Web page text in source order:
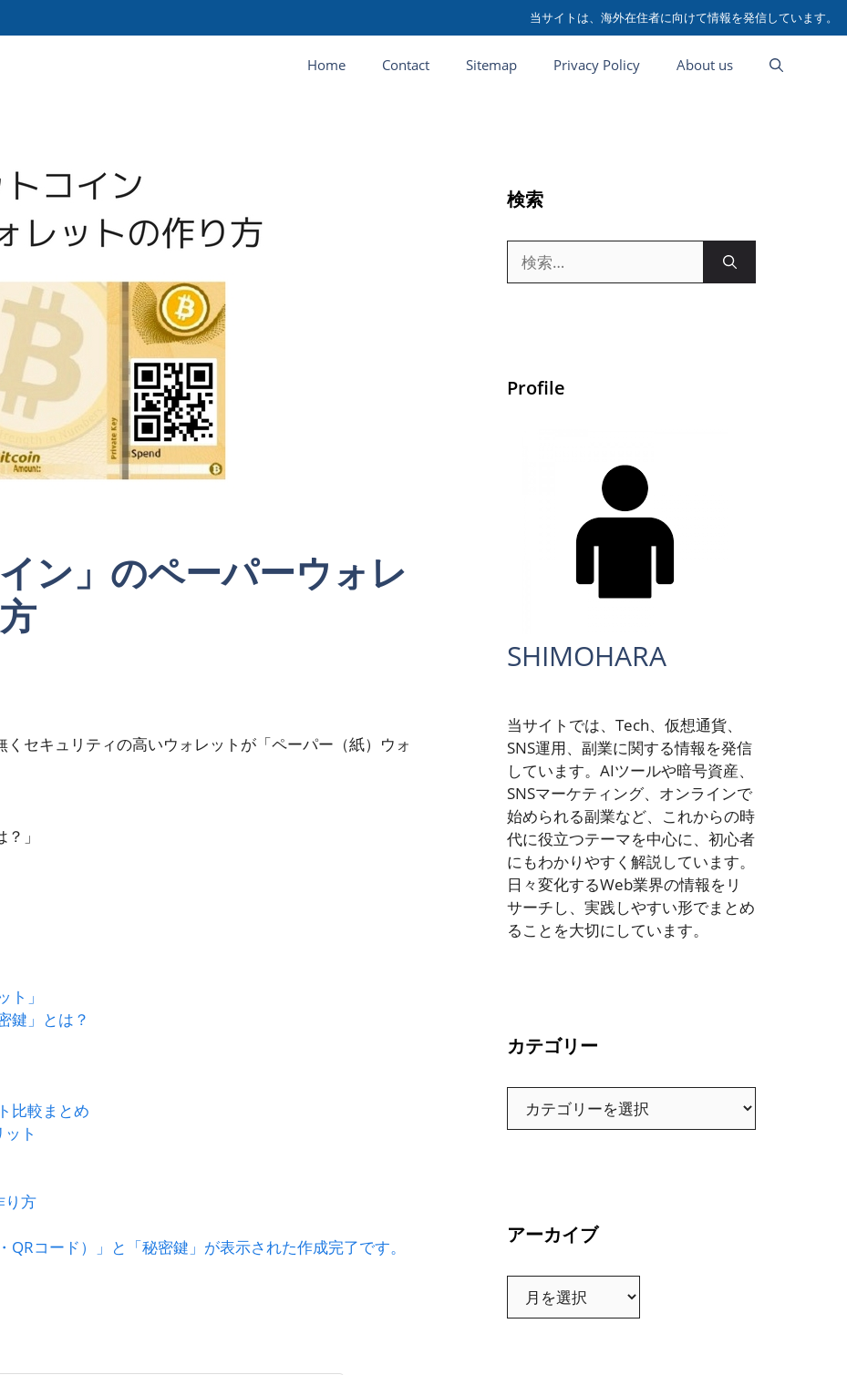
当サイトは、海外在住者に向けて情報を発信しています。
Home Contact Sitemap Privacy Policy About us
ン」のペーパーウォレ
セキュリティの高いウォレットが「ペーパー（紙）ウォ
」
」
鍵」とは？
比較まとめ
ト
り方
QRコード）」と「秘密鍵」が表示された作成完了です。
検索
索:
Profile
SHIMOHARA
当サイトでは、Tech、仮想通貨、
SNS運用、副業に関する情報を発信
しています。AIツールや暗号資産、
SNSマーケティング、オンラインで
始められる副業など、これからの時
代に役立つテーマを中心に、初心者
にもわかりやすく解説しています。
日々変化するWeb業界の情報をリ
サーチし、実践しやすい形でまとめ
ることを大切にしています。
カテゴリー
アーカイブ